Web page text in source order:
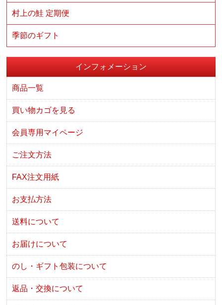
村上の鮭 定期便
季節のギフト
インフォメーション
商品一覧
買い物カゴを見る
会員専用マイページ
ご注文方法
FAX注文用紙
お支払方法
送料について
お届けについて
のし・ギフト包装について
返品・交換について